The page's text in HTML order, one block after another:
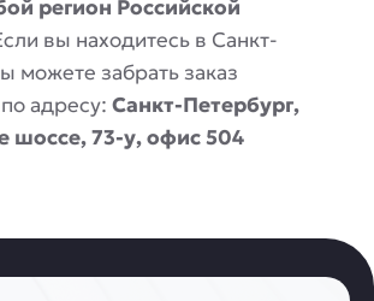
регион Российской
вы находитесь в Санкт-
можете забрать заказ
по адресу: Санкт-Петербург,
шоссе, 73-у, офис 504